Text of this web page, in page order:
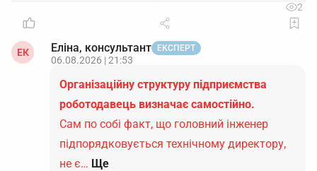
2
ЕК Еліна, консультант ЕКСПЕРТ
06.08.2026 | 21:53
Організаційну структуру підприємства
роботодавець визначає самостійно.
Сам по собі факт, що головний інженер
підпорядковується технічному директору,
не є… Ще